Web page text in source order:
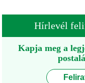
Hírlevél
Kapja meg a